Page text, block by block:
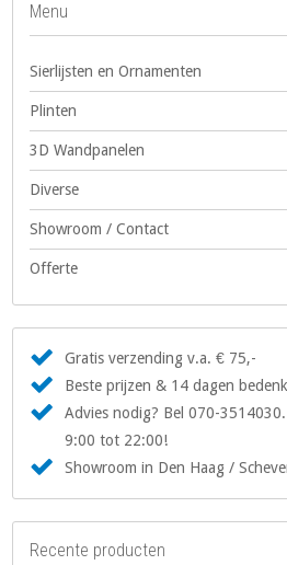
Menu
Sierlijsten en Ornamenten
Plinten
3D Wandpanelen
Diverse
Showroom / Contact
Offerte
Gratis verzending v.a. € 75,-
Beste prijzen & 14 dagen
Advies nodig? Bel 070-
9:00 tot 22:00!
Showroom in Den Haag /
Recente producten